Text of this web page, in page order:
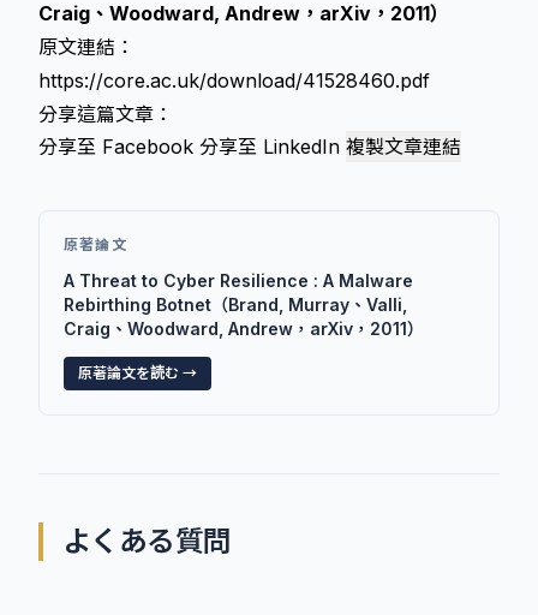
Craig、Woodward, Andrew，arXiv，2011）
原文連結：
https://core.ac.uk/download/41528460.pdf
分享這篇文章：
分享至 Facebook 分享至 LinkedIn 複製文章連結
原著論文
A Threat to Cyber Resilience : A Malware
Rebirthing Botnet（Brand, Murray、Valli,
Craig、Woodward, Andrew，arXiv，2011）
原著論文を読む →
よくある質問